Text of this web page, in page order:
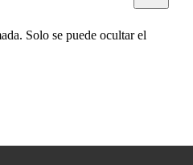
Solo se puede ocultar el